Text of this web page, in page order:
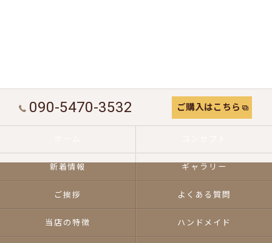
090-5470-3532 ご購入はこちら
新着情報 ギャラリー
ご挨拶 よくある質問
当店の特徴 ハンドメイド